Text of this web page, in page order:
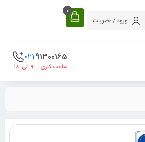
ورود / عضویت
0
91300165
021
ساعت کاری : ۹ الی ۱۸